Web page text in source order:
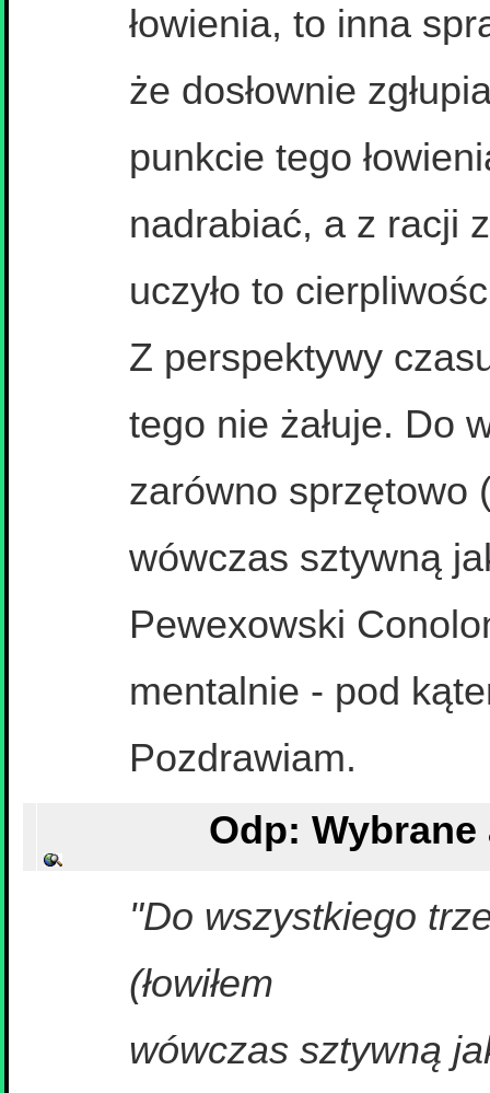
łowienia, to inna
że dosłownie
punkcie tego
nadrabiać, a z racji
uczyło to
Z perspektywy
tego nie żałuje. Do
zarówno sprzętowo
wówczas sztywną
Pewexowski
mentalnie - pod
Pozdrawiam.
"Do wszystkiego
(łowiłem
wówczas sztywną